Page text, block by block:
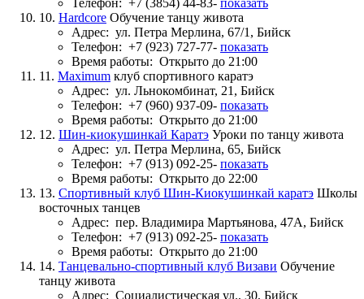
10. Hardcore Обучение танцу живота
Адрес: ул. Петра Мерлина, 67/1, Бийск
Телефон: +7 (923) 727-77- показать
Время работы: Открыто до 21:00
11. Maximum клуб спортивного каратэ
Адрес: ул. Льнокомбинат, 21, Бийск
Телефон: +7 (960) 937-09- показать
Время работы: Открыто до 21:00
12. Шин-киокушинкай Каратэ Уроки по танцу живота
Адрес: ул. Петра Мерлина, 65, Бийск
Телефон: +7 (913) 092-25- показать
Время работы: Открыто до 22:00
13. Спортивный клуб Шин-Киокушинкай каратэ Школы
восточных танцев
Адрес: пер. Владимира Мартьянова, 47А, Бийск
Телефон: +7 (913) 092-25- показать
Время работы: Открыто до 21:00
14. Танцевально-спортивный клуб Визави Обучение
танцу живота
Адрес: Социалистическая ул., 30, Бийск